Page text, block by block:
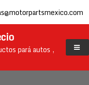
pará autos ,